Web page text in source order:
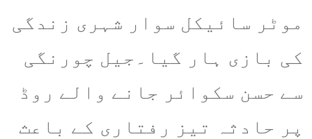
موٹر سائیکل سوار شہری زندگی
کی بازی ہار گیا۔جیل چورنگی
سے حسن سکوائر جانے والے روڈ
پر حادثہ تیز رفتاری کے باعث